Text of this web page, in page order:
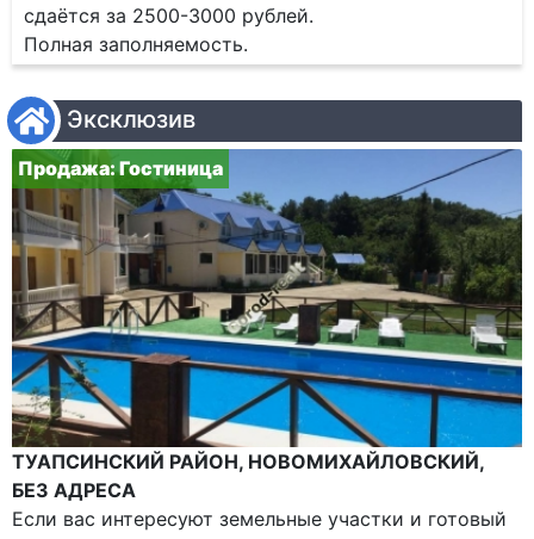
сдаётся за 2500-3000 рублей.
Полная заполняемость.
Эксклюзив
Продажа: Гостиница
ТУАПСИНСКИЙ РАЙОН, НОВОМИХАЙЛОВСКИЙ,
БЕЗ АДРЕСА
Если вас интересуют земельные участки и готовый